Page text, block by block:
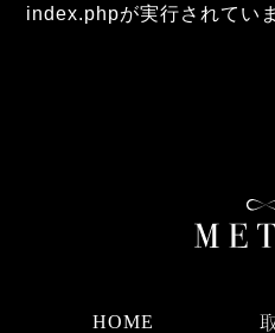
index.phpが実行されてい
HOME